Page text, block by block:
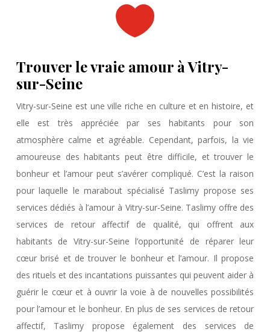

Trouver le vraie amour à Vitry-
sur-Seine
Vitry-sur-Seine est une ville riche en culture et en histoire, et
elle est très appréciée par ses habitants pour son
atmosphère calme et agréable. Cependant, parfois, la vie
amoureuse des habitants peut être difficile, et trouver le
bonheur et l’amour peut s’avérer compliqué. C’est la raison
pour laquelle le marabout spécialisé Taslimy propose ses
services dédiés à l’amour à Vitry-sur-Seine. Taslimy offre des
services de retour affectif de qualité, qui offrent aux
habitants de Vitry-sur-Seine l’opportunité de réparer leur
cœur brisé et de trouver le bonheur et l’amour. Il propose
des rituels et des incantations puissantes qui peuvent aider à
guérir le cœur et à ouvrir la voie à de nouvelles possibilités
pour l’amour et le bonheur. En plus de ses services de retour
affectif, Taslimy propose également des services de